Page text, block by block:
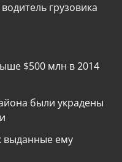
грузовика
$500 млн в 2014
были украдены
выданные ему